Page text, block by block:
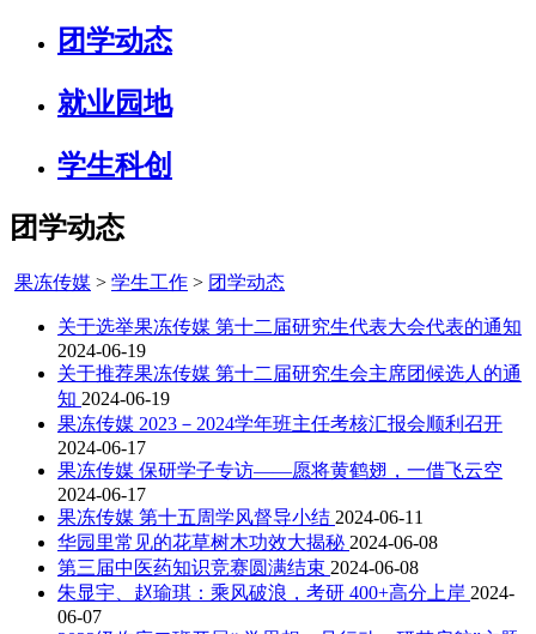
团学动态
就业园地
学生科创
团学动态
果冻传媒 > 学生工作 > 团学动态
关于选举果冻传媒 第十二届研究生代表大会代表的通知
2024-06-19
关于推荐果冻传媒 第十二届研究生会主席团候选人的通
知 2024-06-19
果冻传媒 2023－2024学年班主任考核汇报会顺利召开
2024-06-17
果冻传媒 保研学子专访——愿将黄鹤翅，一借飞云空
2024-06-17
果冻传媒 第十五周学风督导小结 2024-06-11
华园里常见的花草树木功效大揭秘 2024-06-08
第三届中医药知识竞赛圆满结束 2024-06-08
朱显宇、赵瑜琪：乘风破浪，考研 400+高分上岸 2024-
06-07